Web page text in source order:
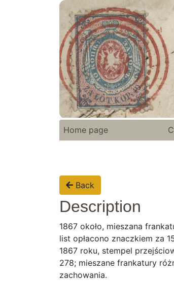
Home page
Back
Description
1867 około, mieszana
list opłacono znaczkiem za
1867 roku, stempel
278; mieszane frankatury
zachowania.